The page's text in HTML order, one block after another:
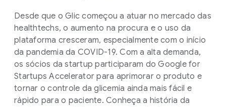
Desde que o Glic começou a atuar no mercado das
healthtechs, o aumento na procura e o uso da
plataforma cresceram, especialmente com o início
da pandemia da COVID-19. Com a alta demanda,
os sócios da startup participaram do Google for
Startups Accelerator para aprimorar o produto e
tornar o controle da glicemia ainda mais fácil e
rápido para o paciente. Conheça a história da